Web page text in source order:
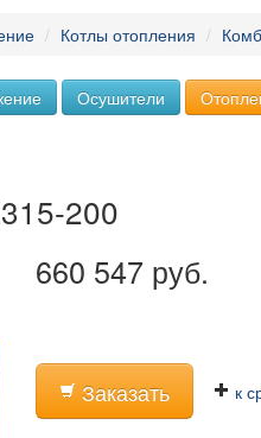
/ Котлы отопления /
Осушители
200
660 547 руб.
Заказать к